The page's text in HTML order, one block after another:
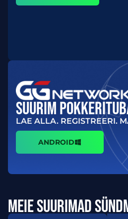
SUURIM
LAE ALLA. REGISTREERI.
ANDROID
MEIE SUURIMAD